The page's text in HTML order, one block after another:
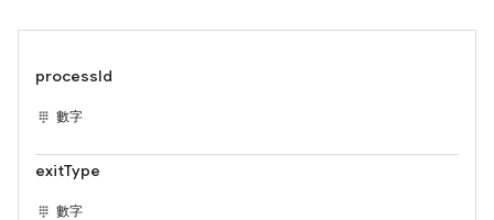
processId
數字
exitType
數字